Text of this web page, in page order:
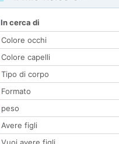
In cerca di
Colore occhi
Colore capelli
Tipo di corpo
Formato
peso
Avere figli